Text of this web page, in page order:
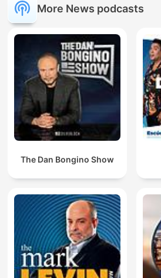
More News podcasts
The Dan Bongino Show